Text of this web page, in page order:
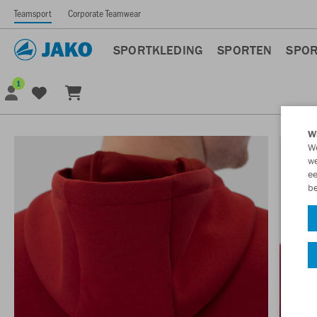
Teamsport Corporate Teamwear
SPORTKLEDING SPORTEN
1